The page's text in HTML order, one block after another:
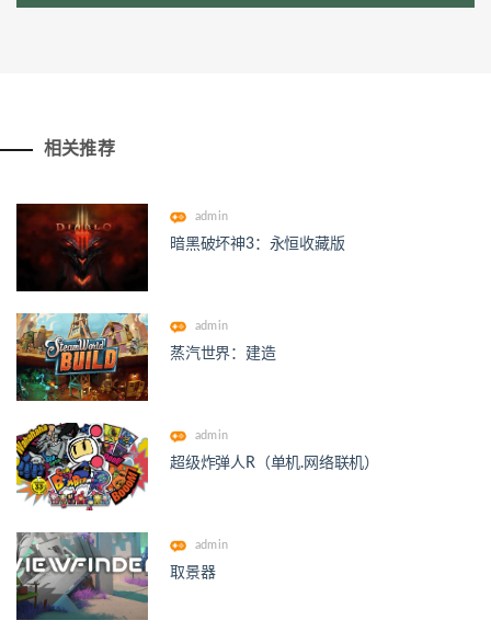
相关推荐
admin
暗黑破坏神3：永恒收藏版
admin
蒸汽世界：建造
admin
超级炸弹人R（单机.网络联机）
admin
取景器